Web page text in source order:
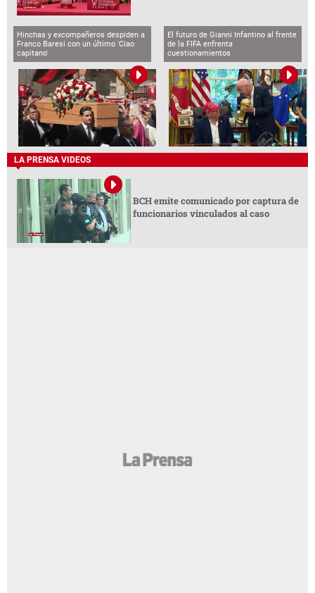
Hinchas y excompañeros despiden a
Franco Baresi con un último 'Ciao
capitano'
El futuro de Gianni Infantino al frente
de la FIFA enfrenta
cuestionamientos
LA PRENSA VIDEOS
BCH emite comunicado por captura de
funcionarios vinculados al caso